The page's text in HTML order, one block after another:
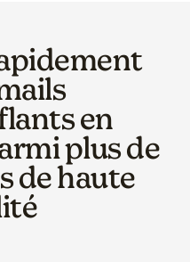
en
plus de
de haute